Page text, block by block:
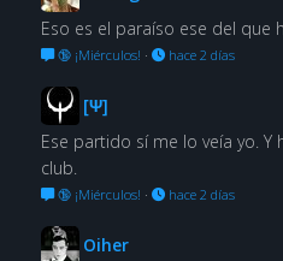
Eso es el paraíso ese del que
🔞 ¡Miérculos! · hace 2 días
[Ψ]
Ese partido sí me lo veía yo.
club.
🔞 ¡Miérculos! · hace 2 días
Oiher